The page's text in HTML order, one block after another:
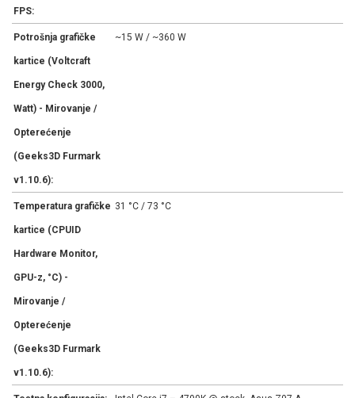
FPS:
Potrošnja grafičke
kartice (Voltcraft
Energy Check 3000,
Watt) - Mirovanje /
Opterećenje
(Geeks3D Furmark
v1.10.6):
~15 W / ~360 W
Temperatura grafičke
kartice (CPUID
Hardware Monitor,
GPU-z, °C) -
Mirovanje /
Opterećenje
(Geeks3D Furmark
v1.10.6):
31 °C / 73 °C